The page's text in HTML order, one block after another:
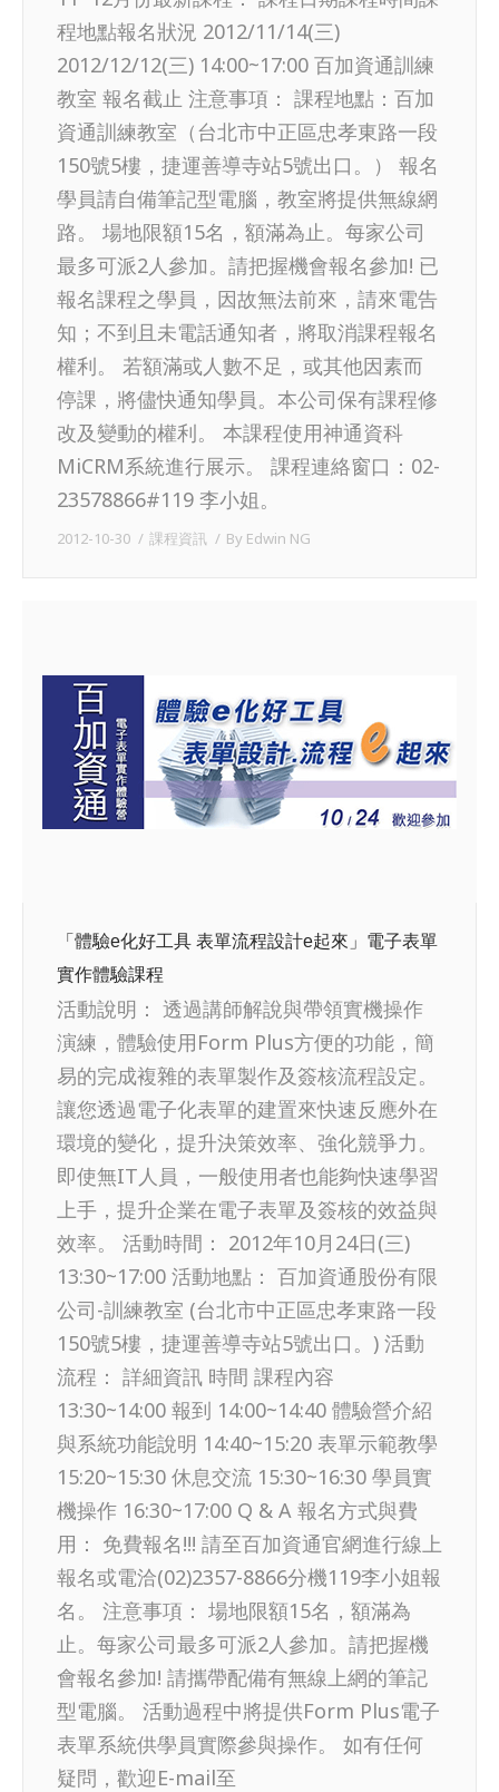
程地點報名狀況 2012/11/14(三)
2012/12/12(三) 14:00~17:00 百加資通訓練
教室 報名截止 注意事項： 課程地點：百加
資通訓練教室（台北市中正區忠孝東路一段
150號5樓，捷運善導寺站5號出口。） 報名
學員請自備筆記型電腦，教室將提供無線網
路。 場地限額15名，額滿為止。每家公司
最多可派2人參加。請把握機會報名參加! 已
報名課程之學員，因故無法前來，請來電告
知；不到且未電話通知者，將取消課程報名
權利。 若額滿或人數不足，或其他因素而
停課，將儘快通知學員。本公司保有課程修
改及變動的權利。 本課程使用神通資科
MiCRM系統進行展示。 課程連絡窗口：02-
23578866#119 李小姐。
2012-10-30 課程資訊 By Edwin NG
「體驗e化好工具 表單流程設計e起來」電子表單
實作體驗課程
活動說明： 透過講師解說與帶領實機操作
演練，體驗使用Form Plus方便的功能，簡
易的完成複雜的表單製作及簽核流程設定。
讓您透過電子化表單的建置來快速反應外在
環境的變化，提升決策效率、強化競爭力。
即使無IT人員，一般使用者也能夠快速學習
上手，提升企業在電子表單及簽核的效益與
效率。 活動時間： 2012年10月24日(三)
13:30~17:00 活動地點： 百加資通股份有限
公司-訓練教室 (台北市中正區忠孝東路一段
150號5樓，捷運善導寺站5號出口。) 活動
流程： 詳細資訊 時間 課程內容
13:30~14:00 報到 14:00~14:40 體驗營介紹
與系統功能說明 14:40~15:20 表單示範教學
15:20~15:30 休息交流 15:30~16:30 學員實
機操作 16:30~17:00 Q & A 報名方式與費
用： 免費報名!!! 請至百加資通官網進行線上
報名或電洽(02)2357-8866分機119李小姐報
名。 注意事項： 場地限額15名，額滿為
止。每家公司最多可派2人參加。請把握機
會報名參加! 請攜帶配備有無線上網的筆記
型電腦。 活動過程中將提供Form Plus電子
表單系統供學員實際參與操作。 如有任何
疑問，歡迎E-mail至